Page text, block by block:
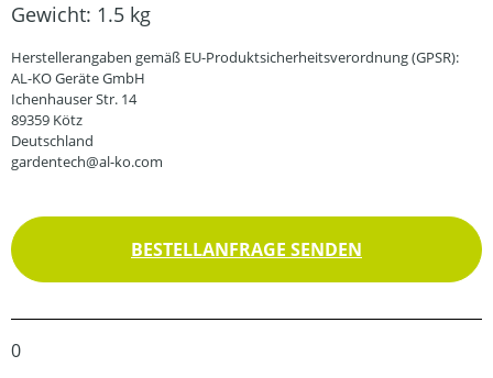
Gewicht: 1.5 kg
Herstellerangaben gemäß EU-Produktsicherheitsverordnung (GPSR):
AL-KO Geräte GmbH
Ichenhauser Str. 14
89359 Kötz
Deutschland
gardentech@al-ko.com
BESTELLANFRAGE SENDEN
0